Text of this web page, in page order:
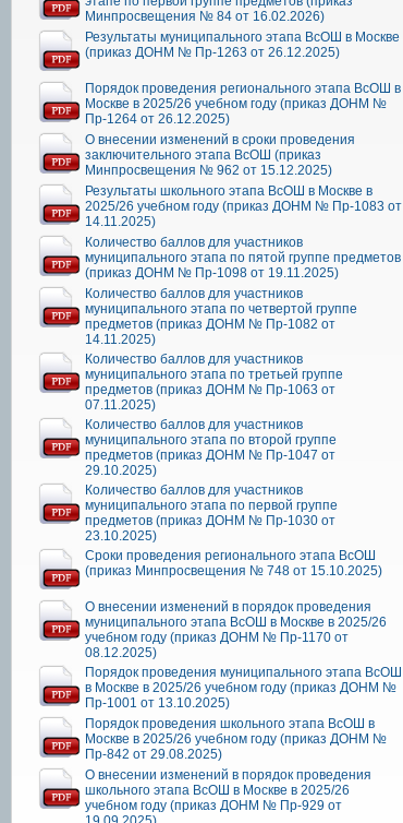
Минпросвещения № 84 от 16.02.2026)
Результаты муниципального этапа ВсОШ в Москве
(приказ ДОНМ № Пр-1263 от 26.12.2025)
Порядок проведения регионального этапа ВсОШ в
Москве в 2025/26 учебном году (приказ ДОНМ №
Пр-1264 от 26.12.2025)
О внесении изменений в сроки проведения
заключительного этапа ВсОШ (приказ
Минпросвещения № 962 от 15.12.2025)
Результаты школьного этапа ВсОШ в Москве в
2025/26 учебном году (приказ ДОНМ № Пр-1083 от
14.11.2025)
Количество баллов для участников
муниципального этапа по пятой группе предметов
(приказ ДОНМ № Пр-1098 от 19.11.2025)
Количество баллов для участников
муниципального этапа по четвертой группе
предметов (приказ ДОНМ № Пр-1082 от
14.11.2025)
Количество баллов для участников
муниципального этапа по третьей группе
предметов (приказ ДОНМ № Пр-1063 от
07.11.2025)
Количество баллов для участников
муниципального этапа по второй группе
предметов (приказ ДОНМ № Пр-1047 от
29.10.2025)
Количество баллов для участников
муниципального этапа по первой группе
предметов (приказ ДОНМ № Пр-1030 от
23.10.2025)
Сроки проведения регионального этапа ВсОШ
(приказ Минпросвещения № 748 от 15.10.2025)
О внесении изменений в порядок проведения
муниципального этапа ВсОШ в Москве в 2025/26
учебном году (приказ ДОНМ № Пр-1170 от
08.12.2025)
Порядок проведения муниципального этапа ВсОШ
в Москве в 2025/26 учебном году (приказ ДОНМ №
Пр-1001 от 13.10.2025)
Порядок проведения школьного этапа ВсОШ в
Москве в 2025/26 учебном году (приказ ДОНМ №
Пр-842 от 29.08.2025)
О внесении изменений в порядок проведения
школьного этапа ВсОШ в Москве в 2025/26
учебном году (приказ ДОНМ № Пр-929 от